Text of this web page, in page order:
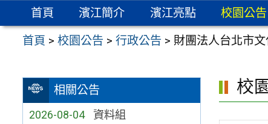
區
首頁 濱江簡介 濱江亮點 校園公告
首頁 >校園公告 >行政公告 > 財團法人台北市
相關公告
2026-08-04 資料組
校